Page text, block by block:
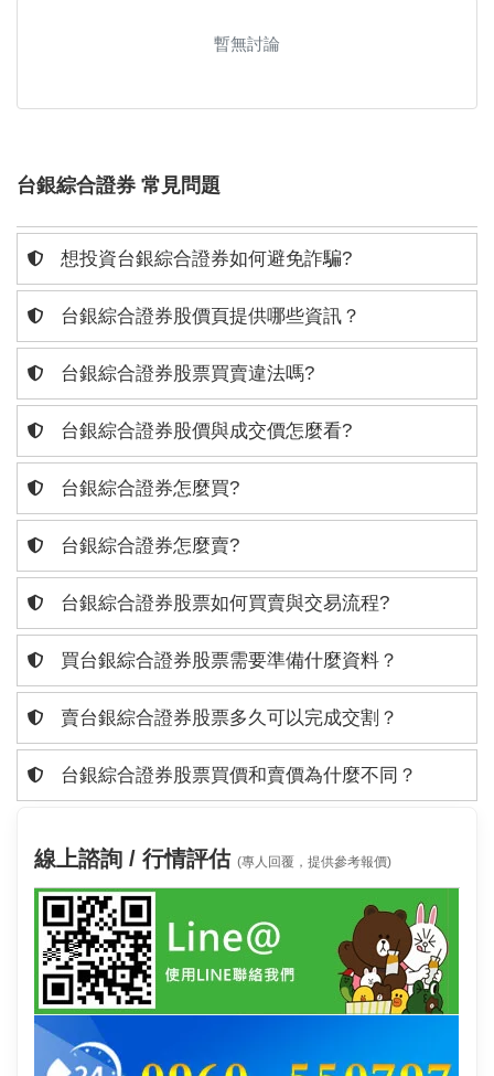
暫無討論
台銀綜合證券 常見問題
想投資台銀綜合證券如何避免詐騙?
台銀綜合證券股價頁提供哪些資訊？
台銀綜合證券股票買賣違法嗎?
台銀綜合證券股價與成交價怎麼看?
台銀綜合證券怎麼買?
台銀綜合證券怎麼賣?
台銀綜合證券股票如何買賣與交易流程?
買台銀綜合證券股票需要準備什麼資料？
賣台銀綜合證券股票多久可以完成交割？
台銀綜合證券股票買價和賣價為什麼不同？
線上諮詢 / 行情評估 (專人回覆，提供參考報價)